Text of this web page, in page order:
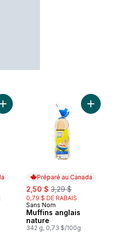
Ajouter Muffins anglais au blé entier au panier
Ajouter Muffins anglais nature au
Préparé au Canada
sale:
2,50 $ , formerly:
3,29 $
0,79 $ DE RABAIS
Préparé au Canada
Sans Nom
Muffins anglais
nature
342 g, 0,73 $/100g